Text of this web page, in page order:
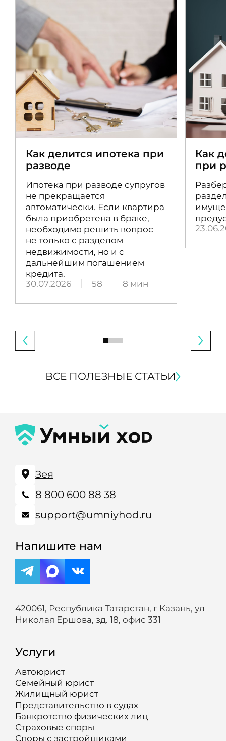
Как делится ипотека при
разводе
Ипотека при разводе супругов
не прекращается
автоматически. Если квартира
была приобретена в браке,
необходимо решить вопрос
не только с разделом
недвижимости, но и с
дальнейшим погашением
кредита.
30.07.2026
58 8 мин
Как
при
ВСЕ ПОЛЕЗНЫЕ СТАТЬИ
Зея
8 800 600 88 38
support@umniyhod.ru
Напишите нам
420061, Республика Татарстан, г Казань, ул
Николая Ершова, зд. 18, офис 331
Услуги
Автоюрист
Семейный юрист
Жилищный юрист
Представительство в судах
Банкротство физических лиц
Страховые споры
Споры с застройщиками